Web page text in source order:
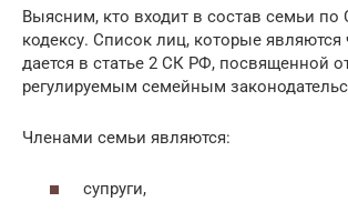
Выясним, кто входит в состав семьи
кодексу. Список лиц, которые
дается в статье 2 СК РФ, посвященной
регулируемым семейным
Членами семьи являются:
супруги,